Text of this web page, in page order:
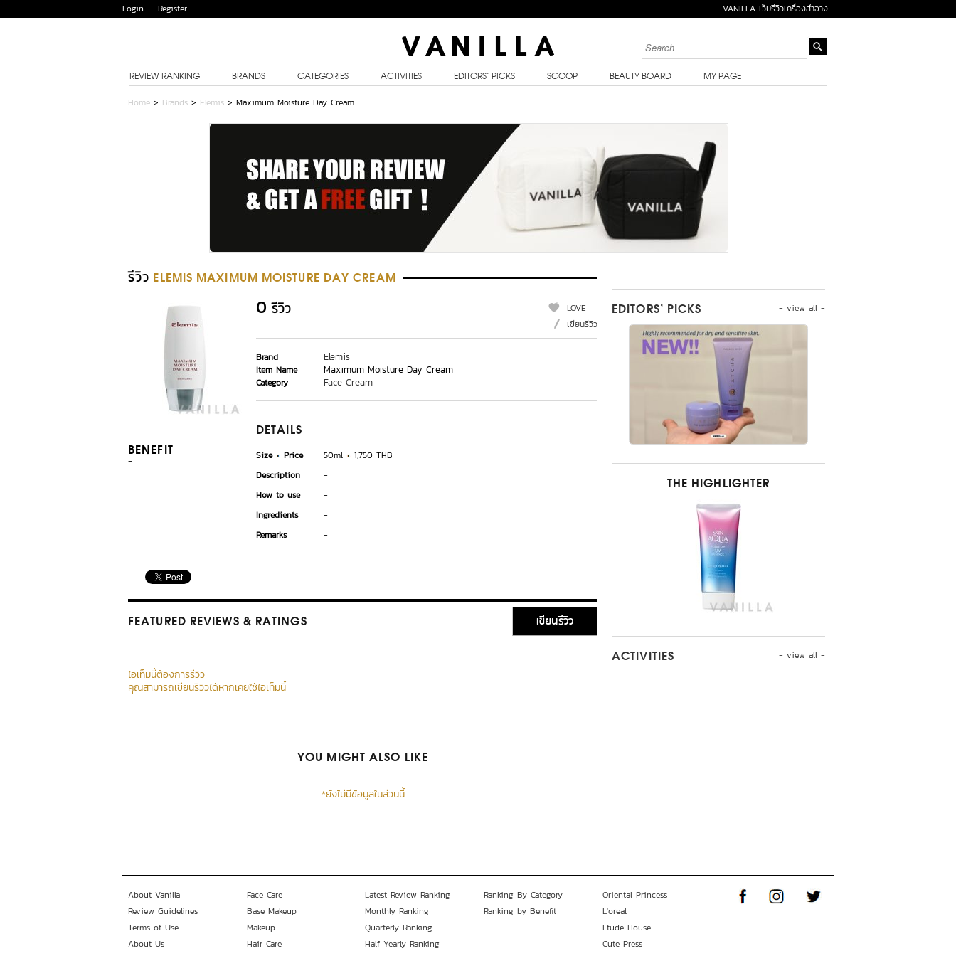
Login Register VANILLA เว็บรีวิวเครื่องสำอาง
REVIEW RANKING BRANDS CATEGORIES ACTIVITIES EDITORS’ PICKS SCOOP BEAUTY BOARD MY PAGE
Home > Brands > Elemis > Maximum Moisture Day Cream
รีวิว ELEMIS MAXIMUM MOISTURE DAY CREAM
BENEFIT
-
0 รีวิว
LOVE
เขียนรีวิว
Brand Elemis
Item Name Maximum Moisture Day Cream
Category Face Cream
DETAILS
Size Price 50ml
1,750 THB
Description
-
How to use
-
Ingredients
-
Remarks
-
FEATURED REVIEWS & RATINGS เขียนรีวิว
ไอเท็มนี้ต้องการรีวิว
คุณสามารถเขียนรีวิวได้หากเคยใช้ไอเท็มนี้
YOU MIGHT ALSO LIKE
*ยังไม่มีข้อมูลในส่วนนี้
- view all -
EDITORS’ PICKS
THE HIGHLIGHTER
- view all -
ACTIVITIES
About Vanilla
Review Guidelines
Terms of Use
About Us
Face Care
Base Makeup
Makeup
Hair Care
Latest Review Ranking
Monthly Ranking
Quarterly Ranking
Half Yearly Ranking
Ranking By Category
Ranking by Benefit
Oriental Princess
L'oreal
Etude House
Cute Press